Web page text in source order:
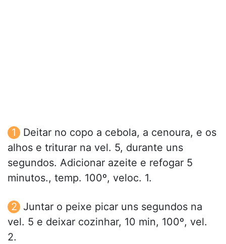
Deitar no copo a cebola, a cenoura, e os
alhos e triturar na vel. 5, durante uns
segundos. Adicionar azeite e refogar 5
minutos., temp. 100º, veloc. 1.
Juntar o peixe picar uns segundos na
vel. 5 e deixar cozinhar, 10 min, 100º, vel.
2.